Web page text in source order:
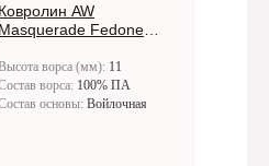
Ковролин AW
Masquerade Fedone
ворса (мм): 11
ворса: 100% ПА
основы: Войлочная